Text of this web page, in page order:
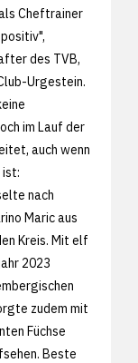
Cheftrainer
des TVB,
Urgestein.
im Lauf der
auch wenn
ist:
nach
Maric aus
Kreis. Mit elf
2023
zudem mit
Füchse
Beste